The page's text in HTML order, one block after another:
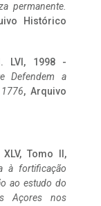
permanente.
Histórico
LVI, 1998 -
Defendem a
, Arquivo
Tomo II,
à fortificação
ao estudo do
Açores nos